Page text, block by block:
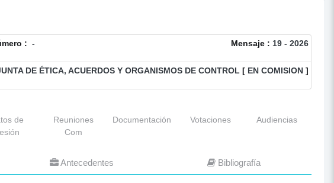
: - Mensaje : 19 - 2026
DE ÉTICA, ACUERDOS Y ORGANISMOS DE CONTROL [ EN COMISION ]
de
Reuniones
Com
Documentación Votaciones Audiencias
Antecedentes Bibliografía